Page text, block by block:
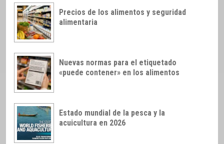
Precios de los alimentos y seguridad
alimentaria
Nuevas normas para el etiquetado
«puede contener» en los alimentos
Estado mundial de la pesca y la
acuicultura en 2026